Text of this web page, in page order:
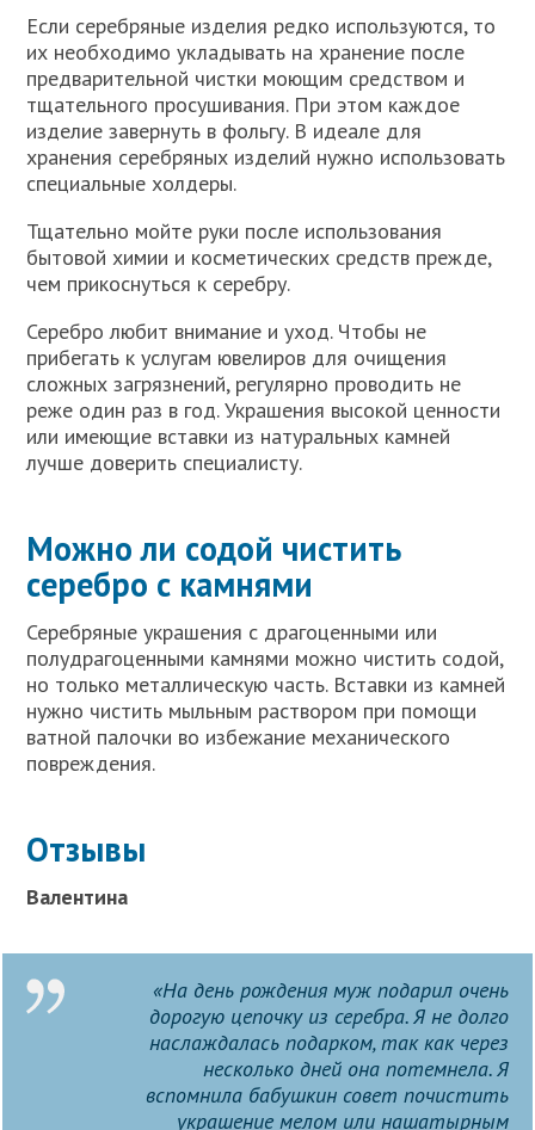
Если серебряные изделия редко используются, то
их необходимо укладывать на хранение после
предварительной чистки моющим средством и
тщательного просушивания. При этом каждое
изделие завернуть в фольгу. В идеале для
хранения серебряных изделий нужно использовать
специальные холдеры.
Тщательно мойте руки после использования
бытовой химии и косметических средств прежде,
чем прикоснуться к серебру.
Серебро любит внимание и уход. Чтобы не
прибегать к услугам ювелиров для очищения
сложных загрязнений, регулярно проводить не
реже один раз в год. Украшения высокой ценности
или имеющие вставки из натуральных камней
лучше доверить специалисту.
Можно ли содой чистить
серебро с камнями
Серебряные украшения с драгоценными или
полудрагоценными камнями можно чистить содой,
но только металлическую часть. Вставки из камней
нужно чистить мыльным раствором при помощи
ватной палочки во избежание механического
повреждения.
Отзывы
Валентина
«На день рождения муж подарил очень
дорогую цепочку из серебра. Я не долго
наслаждалась подарком, так как через
несколько дней она потемнела. Я
вспомнила бабушкин совет почистить
украшение мелом или нашатырным